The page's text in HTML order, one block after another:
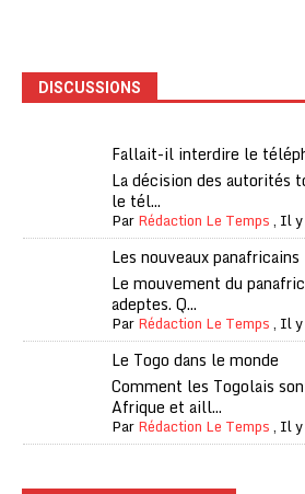
DISCUSSIONS
Fallait-il interdire le
La décision des autorités
le tél...
ParRédaction Le Temps, Il y
Les nouveaux panafricains
Le mouvement du
adeptes. Q...
ParRédaction Le Temps, Il y
Le Togo dans le monde
Comment les Togolais
Afrique et aill...
ParRédaction Le Temps, Il y